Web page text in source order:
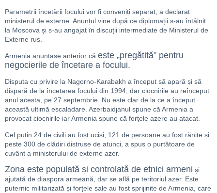
Parametrii încetării focului vor fi conveniți separat, a declarat
ministerul de externe. Anunțul vine după ce diplomații s-au întâlnit
la Moscova și s-au angajat în discuții intermediate de Ministerul de
Externe rus.
Armenia anunțase anterior că este „pregătită” pentru
negocierile de încetare a focului.
Disputa cu privire la Nagorno-Karabakh a început să apară și să
dispară de la încetarea focului din 1994, dar ciocnirile au reînceput
anul acesta, pe 27 septembrie. Nu este clar de la ce a început
această ultimă escaladare. Azerbaidjanul spune că Armenia a
provocat ciocnirile iar Armenia spune că forțele azere au atacat.
Cel puțin 24 de civili au fost uciși, 121 de persoane au fost rănite și
peste 300 de clădiri distruse de atunci, a spus o purtătoare de
cuvânt a ministerului de externe azer.
Zona este populată și controlată de etnici armeni și
ajutată de diaspora armeană, dar se află pe teritoriul azer. Este
puternic militarizată și forțele sale au fost sprijinite de Armenia, care